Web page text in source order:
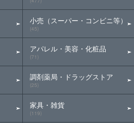
小売（スーパー・コンビニ等）
(45)
アパレル・美容・化粧品
(71)
調剤薬局・ドラッグストア
(25)
家具・雑貨
(119)